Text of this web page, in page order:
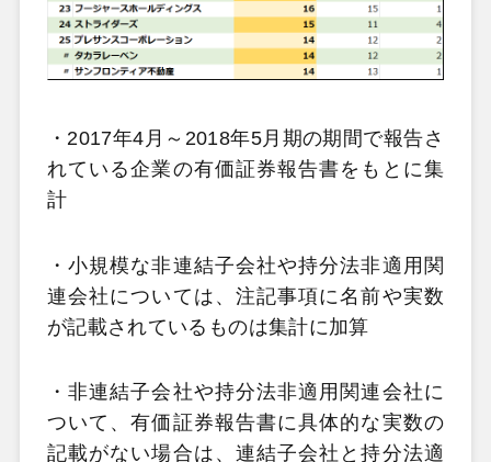
・2017年4月～2018年5月期の期間で報告さ
れている企業の有価証券報告書をもとに集
計
・小規模な非連結子会社や持分法非適用関
連会社については、注記事項に名前や実数
が記載されているものは集計に加算
・非連結子会社や持分法非適用関連会社に
ついて、有価証券報告書に具体的な実数の
記載がない場合は、連結子会社と持分法適